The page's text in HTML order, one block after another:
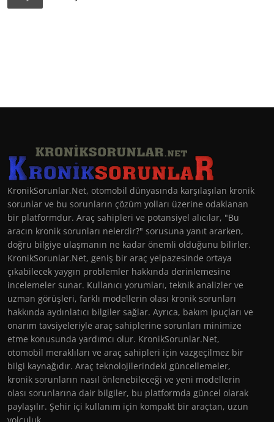
KronikSorunlar.Net, otomobil dünyasında karşılaşılan kronik
sorunlar ve bu sorunların çözüm yolları üzerine odaklanan
bir platformdur. Araç sahipleri ve potansiyel alıcılar, "Bu
aracın kronik sorunları nelerdir?" sorusuna yanıt ararken,
doğru bilgiye ulaşmanın ne kadar önemli olduğunu bilirler.
KronikSorunlar.Net, geniş bir araç yelpazesinde ortaya
çıkabilecek yaygın problemler hakkında derinlemesine
incelemeler sunar. Kullanıcı yorumları, teknik analizler ve
uzman görüşleri, farklı modellerin olası kronik sorunları
hakkında aydınlatıcı bilgiler sağlar. Ayrıca, bakım ipuçları ve
onarım tavsiyeleriyle araç sahiplerine sorunları minimize
etme konusunda yardımcı olur. KronikSorunlar.Net,
otomobil meraklıları ve araç sahipleri için vazgeçilmez bir
bilgi kaynağıdır. Araç teknolojilerindeki güncellemeler,
kronik sorunların nasıl önlenebileceği ve yeni modellerin
olası sorunlarına dair bilgiler, bu platformda güncel olarak
paylaşılır. Şehir içi kullanım için kompakt bir araçtan, uzun
yolculuk